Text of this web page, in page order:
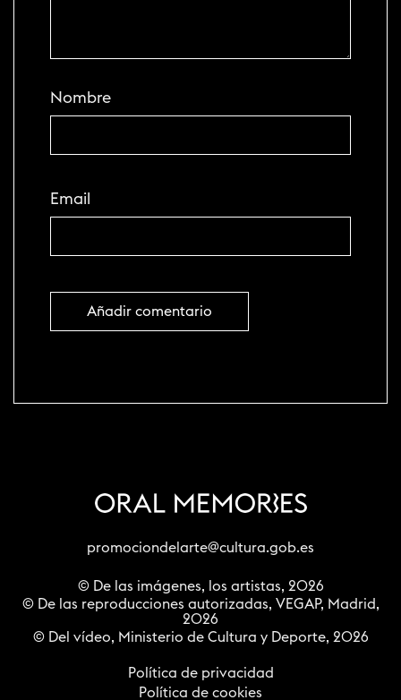
Nombre
Email
promociondelarte@cultura.gob.es
© De las imágenes, los artistas, 2026
© De las reproducciones autorizadas, VEGAP, Madrid,
2026
© Del vídeo, Ministerio de Cultura y Deporte, 2026
Política de privacidad
Política de cookies